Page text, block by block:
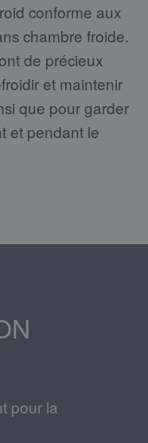
conforme aux
chambre froide.
de précieux
et maintenir
que pour garder
et pendant le
pour la